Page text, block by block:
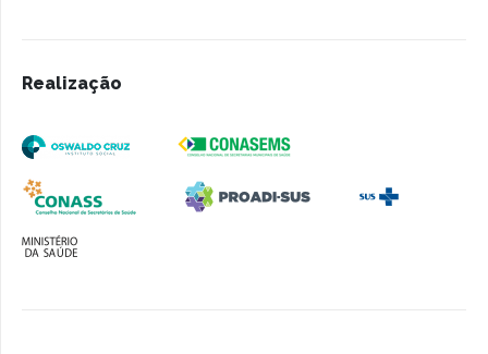
Realização